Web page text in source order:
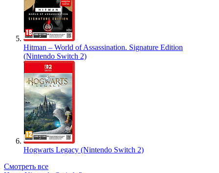
Hitman – World of Assassination. Signature Edition
(Nintendo Switch 2)
Hogwarts Legacy (Nintendo Switch 2)
Смотреть все